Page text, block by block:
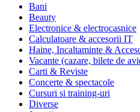
Bani
Beauty
Electronice & electrocasnice
Calculatoare & accesorii IT
Haine, Incaltaminte &
Vacante (cazare, bilete de
Carti & Reviste
Concerte & spectacole
Cursuri si training-uri
Diverse